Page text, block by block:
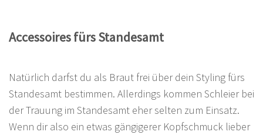
Accessoires fürs Standesamt
Natürlich darfst du als Braut frei über dein Styling fürs
Standesamt bestimmen. Allerdings kommen Schleier bei
der Trauung im Standesamt eher selten zum Einsatz.
Wenn dir also ein etwas gängigerer Kopfschmuck lieber